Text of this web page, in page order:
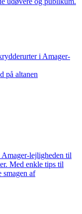
i Amager-
på altanen
lejligheden til
Med enkle tips til
smagen af